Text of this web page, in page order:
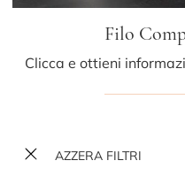
AZZERA FILTRI
Filo